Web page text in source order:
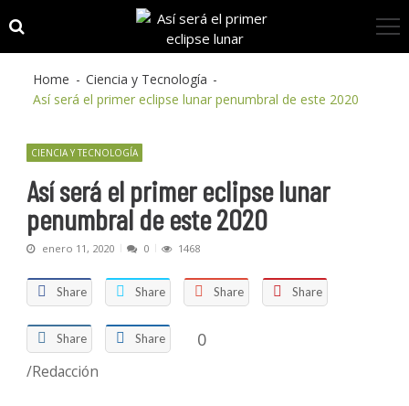
to
navigation
to
content
Home
Ciencia y Tecnología
Así será el primer eclipse lunar penumbral de este 2020
CIENCIA Y TECNOLOGÍA
Así será el primer eclipse lunar
penumbral de este 2020
enero 11, 2020 0 1468
Share Share Share Share
Share Share 0
/Redacción